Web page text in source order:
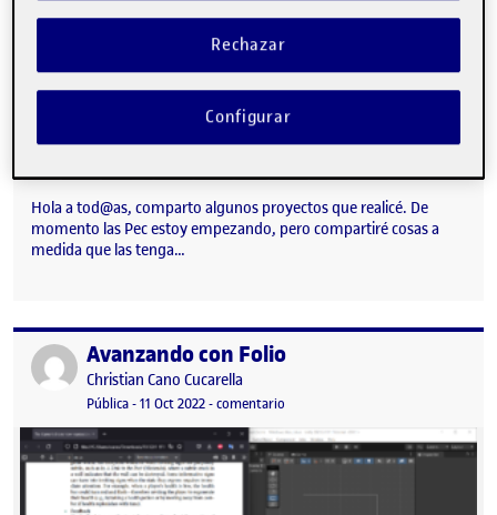
Hola a tod@as, comparto algunos proyectos que realicé. De
momento las Pec estoy empezando, pero compartiré cosas a
medida que las tenga…
Publicado porAvanzando con Folio
Publicado por
Christian Cano Cucarella
Visibilidad:
Pública-Fecha de publicación
11 Oct 2022-comentario
Rechazar
Configurar